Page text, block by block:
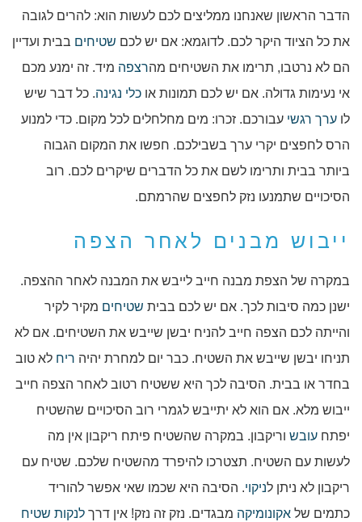
הדבר הראשון שאנחנו ממליצים לכם לעשות הוא: להרים לגובה
את כל הציוד היקר לכם. לדוגמא: אם יש לכם שטיחים בבית ועדיין
הם לא נרטבו, תרימו את השטיחים מהרצפה מיד. זה ימנע מכם
אי נעימות גדולה. אם יש לכם תמונות או כלי נגינה. כל דבר שיש
לו ערך רגשי עבורכם. זכרו: מים מחלחלים לכל מקום. כדי למנוע
הרס לחפצים יקרי ערך בשבילכם. חפשו את המקום הגבוה
ביותר בבית ותרימו לשם את כל הדברים שיקרים לכם. רוב
הסיכויים שתמנעו נזק לחפצים שהרמתם.
ייבוש מבנים לאחר הצפה
במקרה של הצפת מבנה חייב לייבש את המבנה לאחר ההצפה.
ישנן כמה סיבות לכך. אם יש לכם בבית שטיחים מקיר לקיר
והייתה לכם הצפה חייב להניח יבשן שייבש את השטיחים. אם לא
תניחו יבשן שייבש את השטיח. כבר יום למחרת יהיה ריח לא טוב
בחדר או בבית. הסיבה לכך היא ששטיח רטוב לאחר הצפה חייב
ייבוש מלא. אם הוא לא יתייבש לגמרי רוב הסיכויים שהשטיח
יפתח עובש וריקבון. במקרה שהשטיח פיתח ריקבון אין מה
לעשות עם השטיח. תצטרכו להיפרד מהשטיח שלכם. שטיח עם
ריקבון לא ניתן לניקוי. הסיבה היא שכמו שאי אפשר להוריד
כתמים של אקונומיקה מבגדים. נזק זה נזק! אין דרך לנקות שטיח